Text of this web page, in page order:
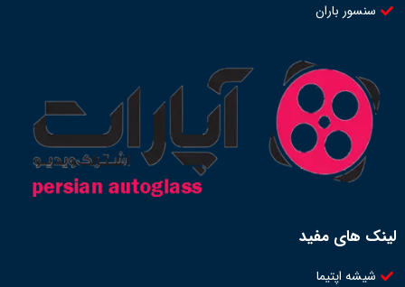
سنسور باران
لینک های مفید
شیشه اپتیما